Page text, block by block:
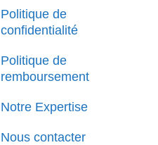
Politique de
confidentialité
Politique de
remboursement
Notre Expertise
Nous contacter